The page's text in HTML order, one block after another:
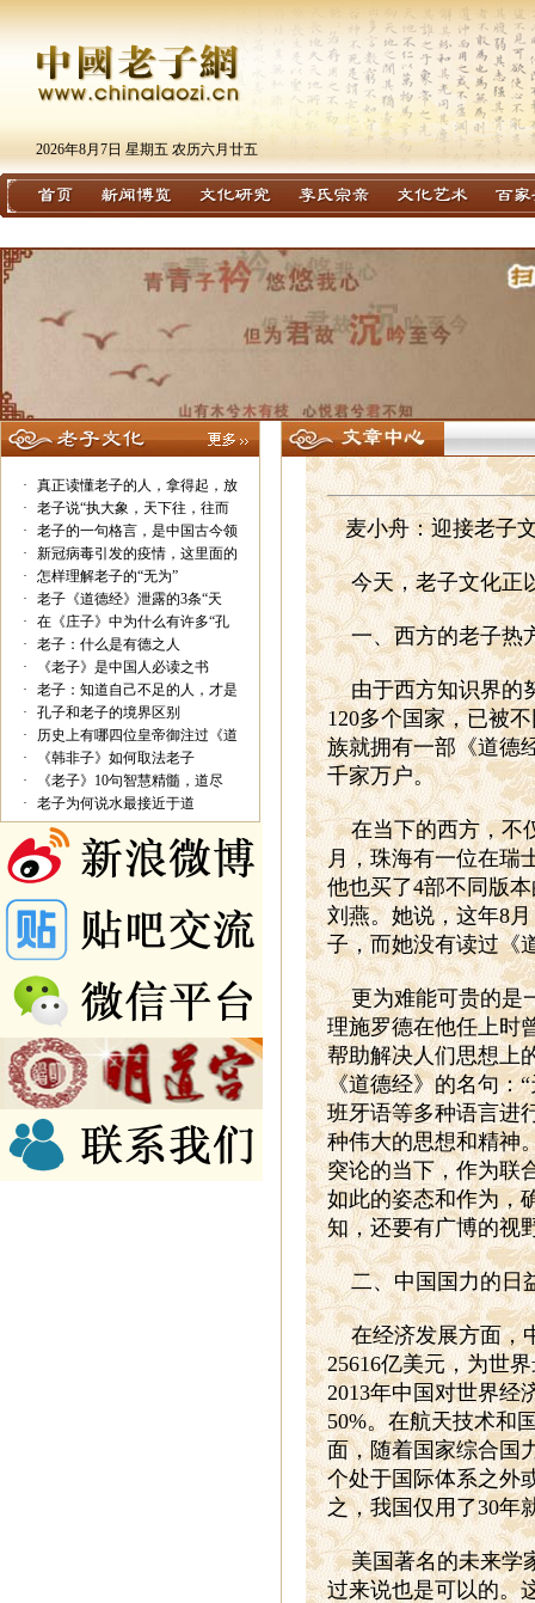
2026年8月7日 星期五 农历六月廿五
·
真正读懂老子的人，拿得起，放
·
老子说“执大象，天下往，往而
·
老子的一句格言，是中国古今领
·
新冠病毒引发的疫情，这里面的
·
怎样理解老子的“无为”
·
老子《道德经》泄露的3条“天
·
在《庄子》中为什么有许多“孔
·
老子：什么是有德之人
·
《老子》是中国人必读之书
·
老子：知道自己不足的人，才是
·
孔子和老子的境界区别
·
历史上有哪四位皇帝御注过《道
·
《韩非子》如何取法老子
·
《老子》10句智慧精髓，道尽
·
老子为何说水最接近于道
麦小舟：迎接老子
今天，老子文化正
一、西方的老子热
由于西方知识界的
120多个国家，已被
族就拥有一部《道德
千家万户。
在当下的西方，不
月，珠海有一位在瑞
他也买了4部不同版
刘燕。她说，这年8
子，而她没有读过《
更为难能可贵的是
理施罗德在他任上时
帮助解决人们思想上
《道德经》的名句：
班牙语等多种语言进
种伟大的思想和精神
突论的当下，作为联
如此的姿态和作为，
知，还要有广博的视
二、中国国力的日
在经济发展方面，
25616亿美元，为世
2013年中国对世界经
50%。在航天技术和
面，随着国家综合国
个处于国际体系之外
之，我国仅用了30年
美国著名的未来学
过来说也是可以的。